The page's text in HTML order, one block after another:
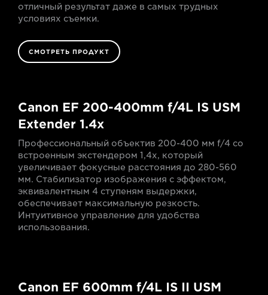
отличный результат даже в самых трудных
условиях съемки.
СМОТРЕТЬ ПРОДУКТ
Canon EF 200-400mm f/4L IS USM
Extender 1.4x
Профессиональный объектив 200-400 мм f/4 со
встроенным экстендером 1,4x, который
увеличивает фокусные расстояния до 280-560
мм. Стабилизатор изображения с эффектом,
эквивалентным 4 ступеням выдержки,
обеспечивает максимальную резкость.
Интуитивное управление для удобства
использования.
Canon EF 600mm f/4L IS II USM